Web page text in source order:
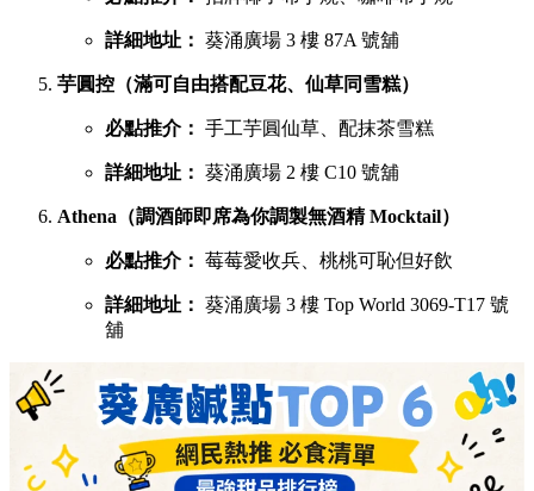
詳細地址： 葵涌廣場 3 樓 87A 號舖
芋圓控（滿可自由搭配豆花、仙草同雪糕）
必點推介： 手工芋圓仙草、配抹茶雪糕
詳細地址： 葵涌廣場 2 樓 C10 號舖
Athena（調酒師即席為你調製無酒精 Mocktail）
必點推介： 莓莓愛收兵、桃桃可恥但好飲
詳細地址： 葵涌廣場 3 樓 Top World 3069-T17 號
舖